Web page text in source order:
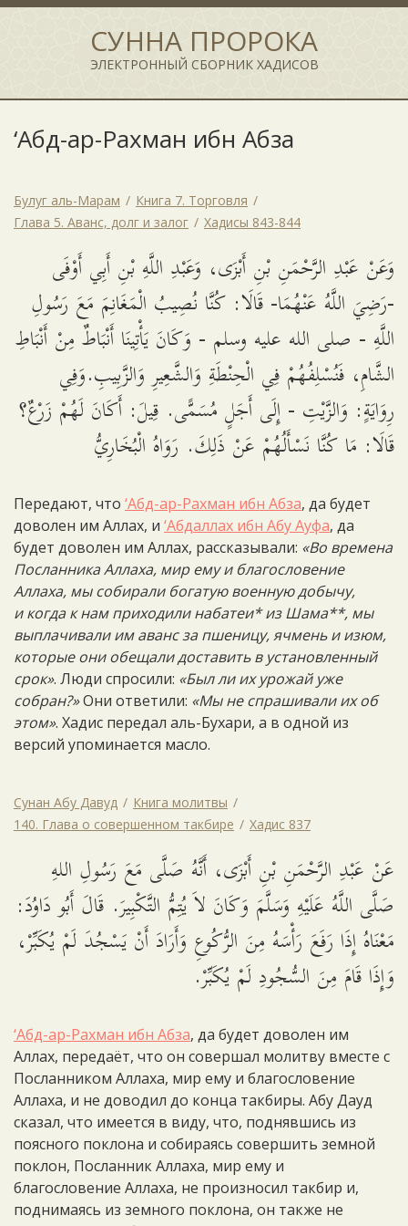
СУННА ПРОРОКА
ЭЛЕКТРОННЫЙ СБОРНИК ХАДИСОВ
‘Абд-ар-Рахман ибн Абза
Булуг аль-Марам
Книга 7. Торговля
Глава 5. Аванс, долг и залог
Хадисы 843-844
وَعَنْ عَبْدِ الرَّحْمَنِ بْنِ أَبْزَى، وَعَبْدِ اللَّهِ بْنِ أَبِي أَوْفَى
-رَضِيَ اللَّهُ عَنْهُمَا- قَالَا: كُنَّا نُصِيبُ الْمَغَانِمَ مَعَ رَسُولِ
اللَّهِ - صلى الله عليه وسلم - وَكَانَ يَأْتِينَا أَنْبَاطٌ مِنْ أَنْبَاطِ
الشَّامِ، فَنُسْلِفُهُمْ فِي الْحِنْطَةِ وَالشَّعِيرِ وَالزَّبِيبِ.وَفِي
رِوَايَةٍ: وَالزَّيْتِ - إِلَى أَجَلٍ مُسَمًّى. قِيلَ: أَكَانَ لَهُمْ زَرْعٌ؟
قَالَا: مَا كُنَّا نَسْأَلُهُمْ عَنْ ذَلِكَ. رَوَاهُ الْبُخَارِيُّ
Передают, что ‘Абд-ар-Рахман ибн Абза, да будет
доволен им Аллах, и ‘Абдаллах ибн Абу Ауфа, да
будет доволен им Аллах, рассказывали: «Во времена
Посланника Аллаха, мир ему и благословение
Аллаха, мы собирали богатую военную добычу,
и когда к нам приходили набатеи* из Шама**, мы
выплачивали им аванс за пшеницу, ячмень и изюм,
которые они обещали доставить в установленный
срок». Люди спросили: «Был ли их урожай уже
собран?»Они ответили: «Мы не спрашивали их об
этом». Хадис передал аль-Бухари, а в одной из
версий упоминается масло.
Сунан Абу Давуд
Книга молитвы
140. Глава о совершенном такбире
Хадис 837
عَنْ عَبْدِ الرَّحْمَنِ بْنِ أَبْزَى، أَنَّهُ صَلَّى مَعَ رَسُولِ اللهِ
صَلَّى اللَّهُ عَلَيْهِ وَسَلَّمَ وَكَانَ لاَ يُتِمُّ التَّكْبِيرَ. قَالَ أَبُو دَاوُدَ:
مَعْنَاهُ إِذَا رَفَعَ رَأْسَهُ مِنَ الرُّكُوعِ وَأَرَادَ أَنْ يَسْجُدَ لَمْ يُكَبِّرْ،
وَإِذَا قَامَ مِنَ السُّجُودِ لَمْ يُكَبِّرْ.
‘Абд-ар-Рахман ибн Абза, да будет доволен им
Аллах, передаёт, что он совершал молитву вместе с
Посланником Аллаха, мир ему и благословение
Аллаха, и не доводил до конца такбиры. Абу Дауд
сказал, что имеется в виду, что, поднявшись из
поясного поклона и собираясь совершить земной
поклон, Посланник Аллаха, мир ему и
благословение Аллаха, не произносил такбир и,
поднимаясь из земного поклона, он также не